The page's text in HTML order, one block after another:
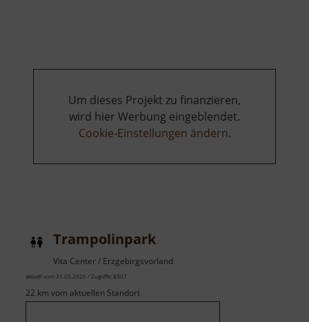
Um dieses Projekt zu finanzieren,
wird hier Werbung eingeblendet.
Cookie-Einstellungen ändern.
Trampolinpark
Vita Center / Erzgebirgsvorland
aktuell vom 31.05.2026 / Zugriffe: 8307
22 km vom aktuellen Standort